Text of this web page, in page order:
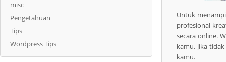
misc
Pengetahuan
Tips
Wordpress Tips
Untuk
profesional
secara online.
kamu, jika
kamu.